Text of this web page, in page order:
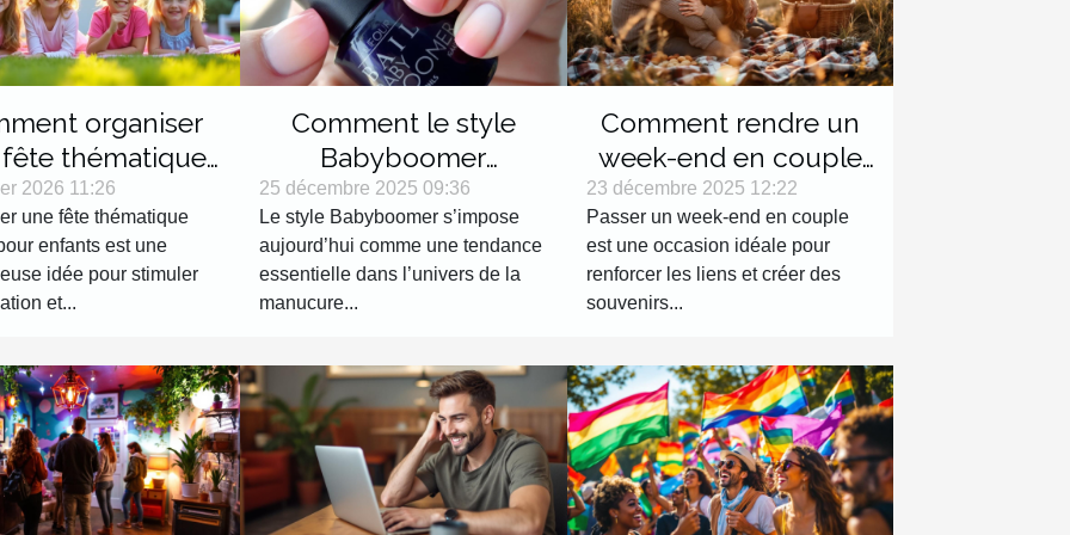
organiser
thématique
pour enfants ?
2026 11:26
une fête thématique
enfants est une
idée pour stimuler
et...
Comment le style
Babyboomer
révolutionne-t-il les
tendances manucures
?
25 décembre 2025 09:36
Le style Babyboomer s’impose
aujourd’hui comme une tendance
essentielle dans l’univers de la
manucure...
Comment rendre un
week-end en couple
inoubliable ?
23 décembre 2025 12:22
Passer un week-end en couple
est une occasion idéale pour
renforcer les liens et créer des
souvenirs...